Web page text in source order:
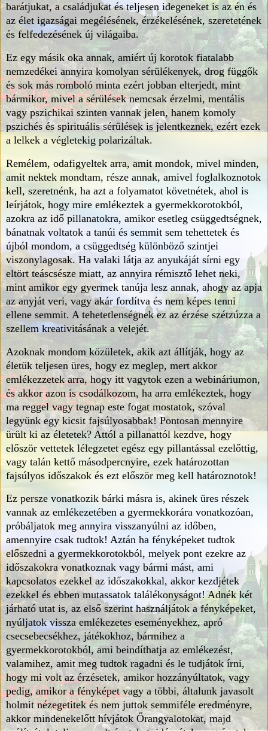
barátjukat, a családjukat és teljesen idegeneket is az én és
az élet igazságai megélésének, érzékelésének, szeretetének
és felfedezésének új világaiba.
Ez egy másik oka annak, amiért új korotok fiatalabb
nemzedékei annyira komolyan sérülékenyek, drog függők
és sok más romboló minta ezért jobban elterjedt, mint
bármikor, mivel a sérülések nemcsak érzelmi, mentális
vagy pszichikai szinten vannak jelen, hanem komoly
pszichés és spirituális sérülések is jelentkeznek, ezért ezek
a lelkek a végletekig polarizáltak.
Remélem, odafigyeltek arra, amit mondok, mivel minden,
amit nektek mondtam, része annak, amivel foglalkoznotok
kell, szeretnénk, ha azt a folyamatot követnétek, ahol is
leírjátok, hogy mire emlékeztek a gyermekkorotokból,
azokra az idő pillanatokra, amikor esetleg csüggedtségnek,
bánatnak voltatok a tanúi és semmit sem tehettetek és
újból mondom, a csüggedtség különböző szintjei
viszonylagosak. Ha valaki látja az anyukáját sírni egy
eltört teáscsésze miatt, az annyira rémisztő lehet neki,
mint amikor egy gyermek tanúja lesz annak, ahogy az apja
az anyját veri, vagy akár fordítva és nem képes tenni
ellene semmit. A tehetetlenségnek ez az érzése szétzúzza a
szellem kreativitásának a velejét.
Azoknak mondom közületek, akik azt állítják, hogy az
életük teljesen üres, hogy ez meglep, mert akkor
emlékezzetek arra, hogy itt vagytok ezen a webináriumon,
és akkor azon is csodálkozom, ha arra emlékeztek, hogy
ma reggel vagy tegnap este fogat mostatok, szóval
legyünk egy kicsit fajsúlyosabbak! Pontosan mennyire
ürült ki az életetek? Attól a pillanattól kezdve, hogy
először vettetek lélegzetet egész egy pillantással ezelőttig,
vagy talán kettő másodpercnyire, ezek határozottan
fajsúlyos időszakok és ezt először meg kell határoznotok!
Ez persze vonatkozik bárki másra is, akinek üres részek
vannak az emlékezetében a gyermekkorára vonatkozóan,
próbáljatok meg annyira visszanyúlni az időben,
amennyire csak tudtok! Aztán ha fényképeket tudtok
előszedni a gyermekkorotokból, melyek pont ezekre az
időszakokra vonatkoznak vagy bármi mást, ami
kapcsolatos ezekkel az időszakokkal, akkor kezdjétek
ezekkel és ebben mutassatok találékonyságot! Adnék két
járható utat is, az első szerint használjátok a fényképeket,
nyúljatok vissza emlékezetes eseményekhez, apró
csecsebecsékhez, játékokhoz, bármihez a
gyermekkorotokból, ami beindíthatja az emlékezést,
valamihez, amit meg tudtok ragadni és le tudjátok írni,
hogy mi volt az érzésetek, amikor hozzányúltatok, vagy
pedig, amikor a fényképet vagy a többi, általunk javasolt
holmit nézegetitek és nem juttok semmiféle eredményre,
akkor mindenekelőtt hívjátok Őrangyalotokat, majd